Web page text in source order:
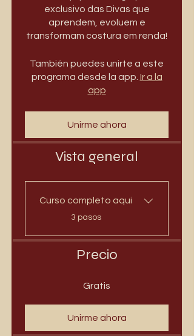
exclusivo das Divas que
aprendem, evoluem e
También puedes unirte a este
programa desde la app. Ir a la
app
Unirme ahora
Vista general
Curso completo aqui
.
3 pasos
Precio
Gratis
Unirme ahora